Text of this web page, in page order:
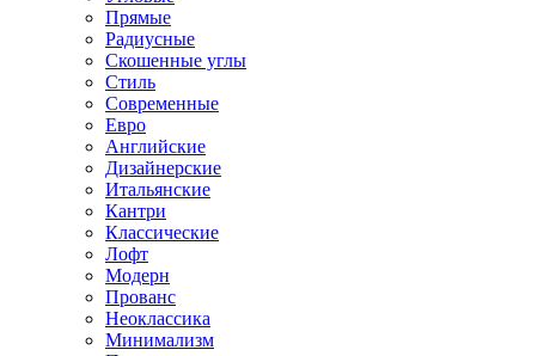
Прямые
Радиусные
Скошенные углы
Стиль
Современные
Евро
Английские
Дизайнерские
Итальянские
Кантри
Классические
Лофт
Модерн
Прованс
Неоклассика
Минимализм